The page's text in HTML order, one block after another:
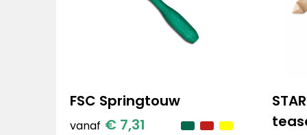
FSC Springtouw
vanaf € 7,31